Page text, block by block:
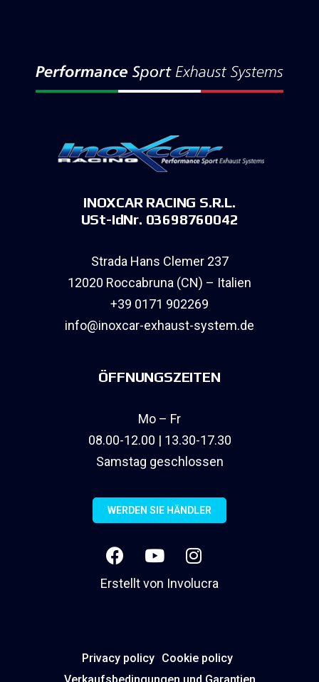
INOXCAR RACING S.R.L.
USt-IdNr. 03698760042
Strada Hans Clemer 237
12020 Roccabruna (CN) – Italien
+39 0171 902269
info@inoxcar-exhaust-system.de
ÖFFNUNGSZEITEN
Mo – Fr
08.00-12.00 | 13.30-17.30
Samstag geschlossen
WERDEN SIE HÄNDLER
Erstellt von Involucra
Privacy policy Cookie policy